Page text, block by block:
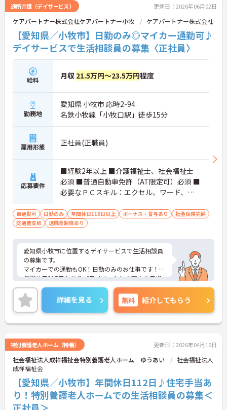
・広域支援員として複数のホームを巡るため、各ホ
ことができ、現場の介助業務にとどまらず、施設運
営や人材育成の視点を養うことで、将来のエリアマ
ネージャー候補としてのステップアップに直結しま
す。
・定年70歳、再雇用75歳までという業界屈指の制度
があり、20代から60代まで幅広い年代が活躍してい
ます。年間休日も114日確保されているため、無理
おり、清潔感にあふれた美しい環境です。ハード面
に加え、ソフト面でも「献立の事前決定・レシピ完
備」により現場の負担が大幅に軽減されています。
ご利用者様の安全性はもちろん、働くスタッフにと
っても身体的負担が少なく、高いモチベーションを
保って業務に集中できます。
通所介護（デイサービス） 更新日：2026年06月02日
ケアパートナー株式会社ケアパートナー小牧 ケアパートナー株式会社
【愛知県／小牧市】日勤のみ◎マイカー通勤可♪
デイサービスで生活相談員の募集〈正社員〉
給料 月収 21.5万円～23.5万円程度
勤務地
愛知県 小牧市 応時2-94
名鉄小牧線「小牧口駅」徒歩15分
雇用形態 正社員(正職員)
応募要件
■経験2年以上 ■介護福祉士、社会福祉士
必須 ■普通自動車免許（AT限定可）必須 ■
必要なＰＣスキル：エクセル、ワード、パ
ワーポイント、スプレッドシートなど
車通勤可 日勤のみ 年間休日110日以上 ボーナス・賞与あり
社会保険完備
交通費支給
退職金制度あり
愛知県小牧市に位置するデイサービスで生活相談員
の募集です。
マイカーでの通勤もOK！日勤のみのお仕事です！
年間休日115日もありプライベートとの両立を目指
す方におすすめの環境です◎昇給や賞与制度があ
り、頑張りが評価されてしっかりと職員に還元され
ます。しっかりとしたフォロー体制で、経験に関わ
らず安心してスタートできます。
こちらの求人にご興味がございましたら面接のポイ
ます。
詳細を見る 無料 紹介してもらう
特別養護老人ホーム（特養） 更新日：2026年04月16日
社会福祉法人成祥福祉会特別養護老人ホーム ゆうあい
社会福祉法人
成祥福祉会
【愛知県／小牧市】年間休日112日♪住宅手当あ
り！特別養護老人ホームでの生活相談員の募集＜